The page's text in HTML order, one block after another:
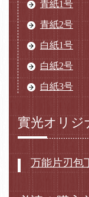
青紙1号
青紙2号
白紙1号
白紙2号
白紙3号
實光オリジ
万能片刃包